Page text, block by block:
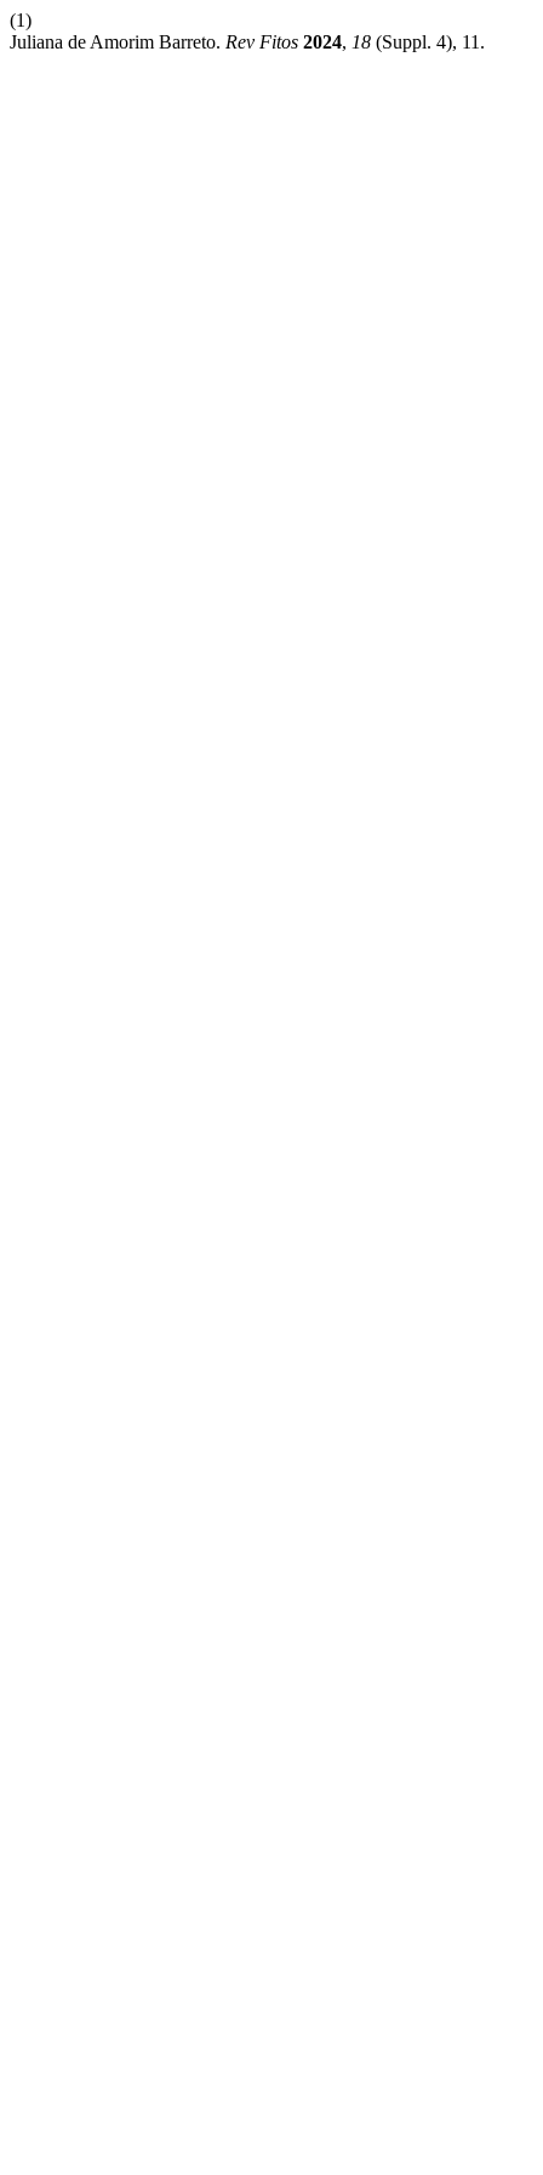
(1)
Juliana de Amorim Barreto. Rev Fitos 2024, 18 (Suppl. 4), 11.